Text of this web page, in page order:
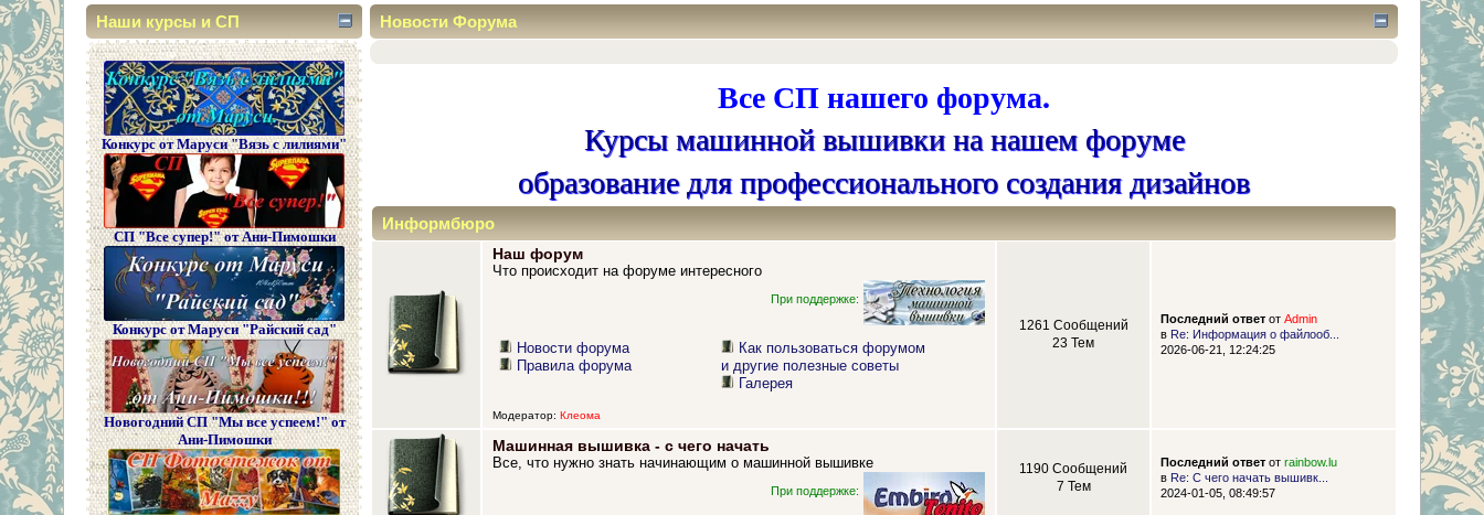
Наши курсы и СП
Конкурс от Маруси "Вязь с лилиями"
СП "Все супер!" от Ани-Пимошки
Конкурс от Маруси "Райский сад"
Новогодний СП "Мы все успеем!" от
Ани-Пимошки
Новости Форума
Все СП нашего форума.
Курсы машинной вышивки на нашем форуме
образование для профессионального создания дизайнов
Информбюро
Наш форум
Что происходит на форуме интересного
При поддержке:
Новости форума
Правила форума
Как пользоваться форумом
и другие полезные советы
Галерея
Модератор: Клеома
1261 Сообщений
23 Тем
Последний ответот Admin
в Re: Информация о файлооб...
2026-06-21, 12:24:25
Машинная вышивка - с чего начать
Все, что нужно знать начинающим о машинной вышивке
При поддержке:
1190 Сообщений
7 Тем
Последний ответот rainbow.lu
в Re: С чего начать вышивк...
2024-01-05, 08:49:57